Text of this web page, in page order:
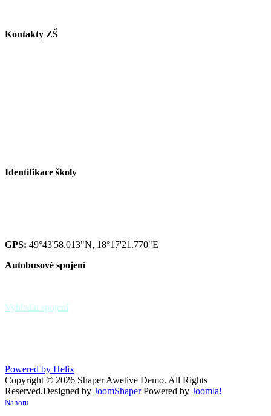
Kontakty ZŠ
Identifikace školy
GPS: 49°43'58.013"N, 18°17'21.770"E
Autobusové spojení
Vyhledat spojení
Powered by Helix
Copyright © 2026 Shaper Awetive Demo. All Rights
Reserved.Designed by JoomShaper Powered by Joomla!
Nahoru